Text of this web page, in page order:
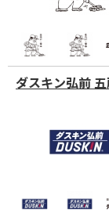
ダスキン弘前